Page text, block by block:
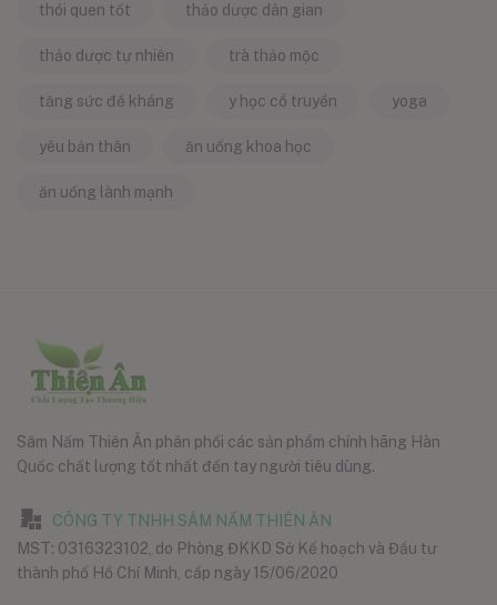
thói quen tốt thảo dược dân gian
thảo dược tự nhiên trà thảo mộc
tăng sức đề kháng y học cổ truyền yoga
yêu bản thân ăn uống khoa học
ăn uống lành mạnh
Sâm Nấm Thiên Ân phân phối các sản phẩm chính hãng Hàn
Quốc chất lượng tốt nhất đến tay người tiêu dùng.
CÔNG TY TNHH SÂM NẤM THIÊN ÂN
MST: 0316323102, do Phòng ĐKKD Sở Kế hoạch và Đầu tư
thành phố Hồ Chí Minh, cấp ngày 15/06/2020